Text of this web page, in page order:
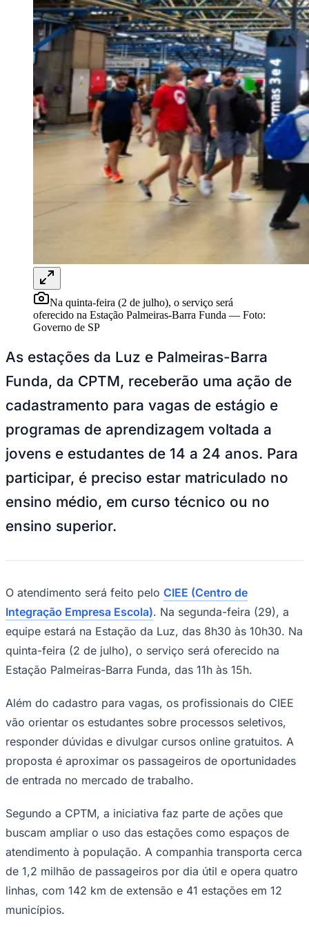
Para Sua Empresa
Anuncie Regional
Guia de Empresas
Vagas na RegiãoNovo
Hub de Negócios
Guia Comercial
Selo Verificado
Portal Educacional
Agenda de Vestibulares
Vagas de Emprego
Panorama Econômico
Panorama Econômico
Verificar EmpresaNovo
Anunciar Vagas
Publicidade Legal
NBA
NFL
UFC
Tênis (ATP)
MLB
NHL
Atletismo
Vôlei
NBB
Competições de Futebol
Brasileirão Série A
Brasileirão Série B
Paulistão
Copa do Brasil
Libertadores
Sul-Americana
Champions League
Bundesliga
Mundial 2026
Times - Ir direto
Na quinta-feira (2 de julho), o serviço será
oferecido na Estação Palmeiras-Barra Funda — Foto:
Governo de SP
As estações da Luz e Palmeiras-Barra
Funda, da CPTM, receberão uma ação de
cadastramento para vagas de estágio e
programas de aprendizagem voltada a
jovens e estudantes de 14 a 24 anos. Para
participar, é preciso estar matriculado no
ensino médio, em curso técnico ou no
ensino superior.
O atendimento será feito pelo CIEE (Centro de
Integração Empresa Escola). Na segunda-feira (29), a
equipe estará na Estação da Luz, das 8h30 às 10h30. Na
quinta-feira (2 de julho), o serviço será oferecido na
Estação Palmeiras-Barra Funda, das 11h às 15h.
Além do cadastro para vagas, os profissionais do CIEE
vão orientar os estudantes sobre processos seletivos,
responder dúvidas e divulgar cursos online gratuitos. A
proposta é aproximar os passageiros de oportunidades
de entrada no mercado de trabalho.
Segundo a CPTM, a iniciativa faz parte de ações que
buscam ampliar o uso das estações como espaços de
atendimento à população. A companhia transporta cerca
de 1,2 milhão de passageiros por dia útil e opera quatro
linhas, com 142 km de extensão e 41 estações em 12
municípios.